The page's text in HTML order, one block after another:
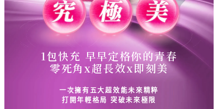
1包快充 早早定格你的青春
零死角x超長效x即刻美
一次擁有五大超效能未來精粹
打開年輕格局 突破未來極限